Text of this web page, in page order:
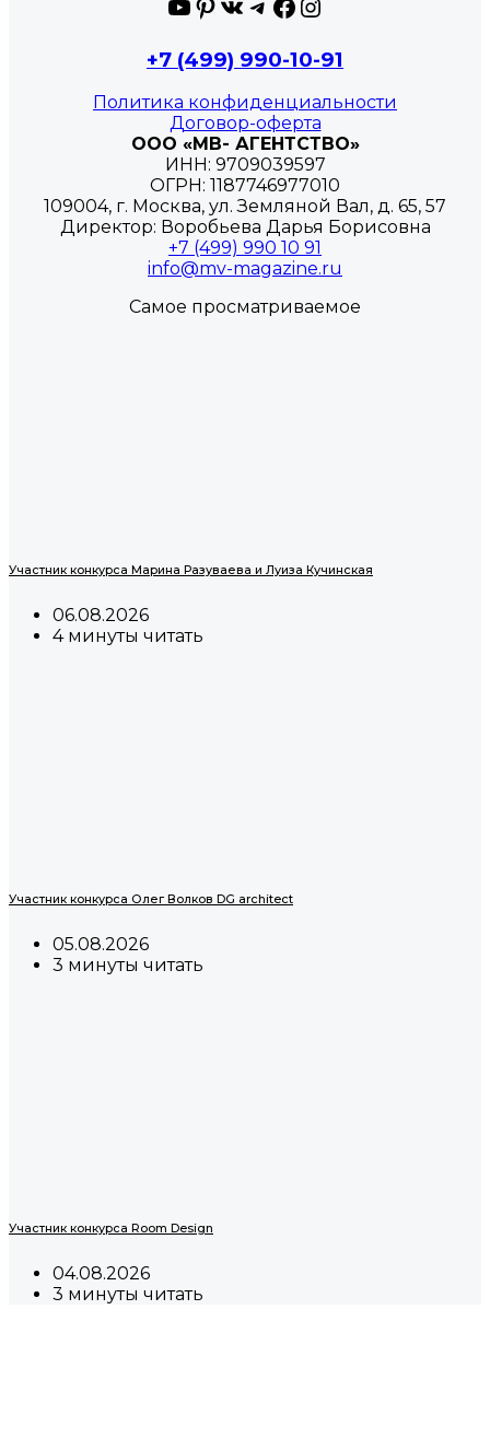
+7 (499) 990-10-91
Политика конфиденциальности
Договор-оферта
ООО «МВ- АГЕНТСТВО»
ИНН: 9709039597
ОГРН: 1187746977010
109004, г. Москва, ул. Земляной Вал, д. 65, 57
Директор: Воробьева Дарья Борисовна
+7 (499) 990 10 91
info@mv-magazine.ru
Самое просматриваемое
Участник конкурса Марина Разуваева и Луиза Кучинская
06.08.2026
4 минуты читать
Участник конкурса Олег Волков DG architect
05.08.2026
3 минуты читать
Участник конкурса Room Design
04.08.2026
3 минуты читать